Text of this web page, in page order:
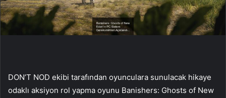
DON’T NOD ekibi tarafından oyunculara sunulacak hikaye
odaklı aksiyon rol yapma oyunu Banishers: Ghosts of New